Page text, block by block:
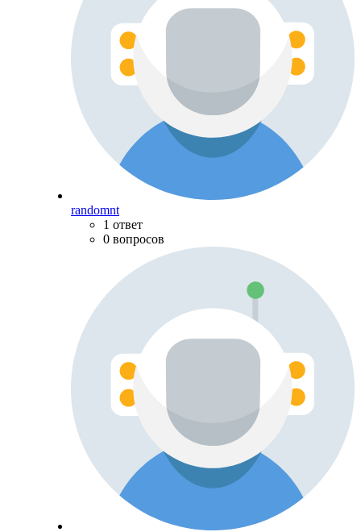
randomnt
1 ответ
0 вопросов